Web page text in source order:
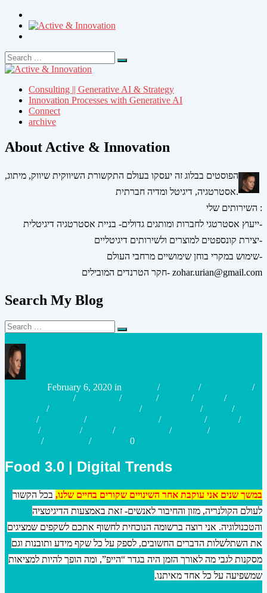
Search
for:
Search
Consulting || Generative AI & Strategy
Innovation Processes with Generative AI
Connect
archive
About Active & Innovation
הפוסטים בבלוג זה יעסקו בעולם התקשורת השיווקית שיווק, מיתוג,
אסטרטגיה, דיגיטל ומדיה חברתית.
השירותים שלי :
ייעוץ אסטרטגי לחברות ומותגים גדולים- בניית אסטרטגיה דיגיטלית-
יצירת קונספטים למוצרים ולשירותים דיגיטליים-
שימוש במקרי בוחן שימושיים מרחבי העולם-
חקר הטרנדים המובילים- zohar.urian@gmail.com
Search My Blog
Search
for:
Search
February 6, 2020 in / /
/
/ / / /
/
/ / /
/
/ / / /
/
/ / / / /
/ / 0
Food 3.0 | Digital Trends
במשך שנים אני עוקבת אחר השינויים שקורים בחיים שלנו, בכל הקשור
לעולם הקולנריה, מזון והחיבור לאנשים- זאת באמצעות הדיגיטציה
והטכנולוגיה. אני רוצה ברשומה הנוכחית לחשוף אתכם לשקפים שמציגים
את השתלשלות הדברים החשובים, לספק על כל שקף מידע ותובנות וגם
מסקנות לגבי מה לאורך הזמן היה בגדר “הייפ”, ומה הופך להיות למציאות
שמשפיעה על כל אחד מאיתנו.